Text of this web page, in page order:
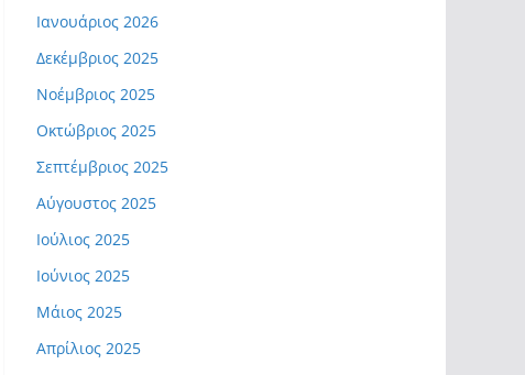
Ιανουάριος 2026
Δεκέμβριος 2025
Νοέμβριος 2025
Οκτώβριος 2025
Σεπτέμβριος 2025
Αύγουστος 2025
Ιούλιος 2025
Ιούνιος 2025
Μάιος 2025
Απρίλιος 2025